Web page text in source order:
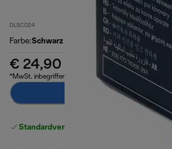
DLSC024
Farbe:Schwarz
€ 24,90
*MwSt. inbegriffen
Zum Warenkorb
Standardversand kostenlos